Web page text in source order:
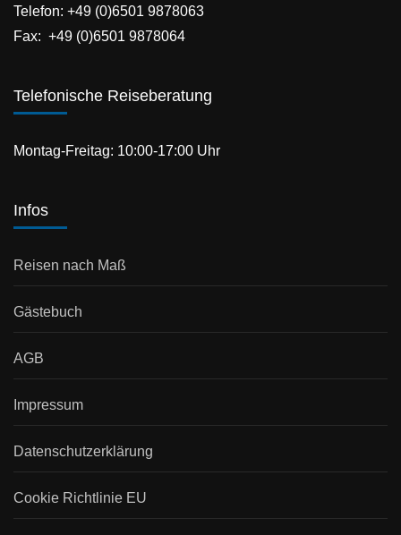
Telefon: +49 (0)6501 9878063
Fax: +49 (0)6501 9878064
Telefonische Reiseberatung
Montag-Freitag: 10:00-17:00 Uhr
Infos
Reisen nach Maß
Gästebuch
AGB
Impressum
Datenschutzerklärung
Cookie Richtlinie EU